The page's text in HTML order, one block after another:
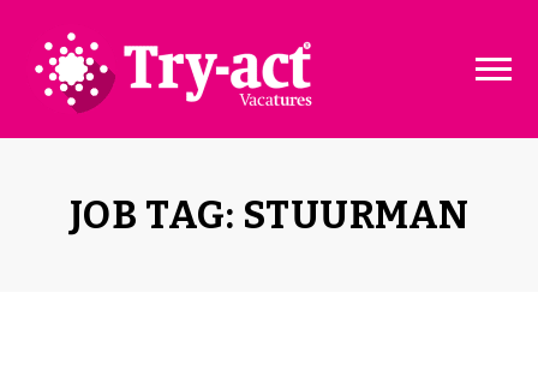
JOB TAG: STUURMAN
Vacature dashboard
Pakketten & Tarieven
Over ons
Disclaimer